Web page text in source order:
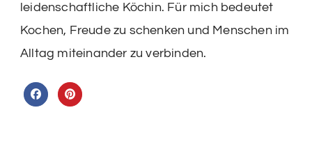
leidenschaftliche Köchin. Für mich bedeutet
Kochen, Freude zu schenken und Menschen im
Alltag miteinander zu verbinden.